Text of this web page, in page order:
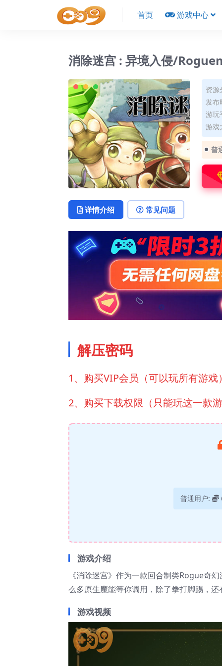
首页 游戏中心
消除迷宫 : 异境入侵/
资
发布
游玩
游戏
普
详情介绍 常见问题
解压密码
1、购买VIP会员（可以玩所有游
2、购买下载权限（只能玩这一款
普通用户:
游戏介绍
《消除迷宫》作为一款回合制类Rogue奇
么多原生魔能等你调用，除了拳打脚踢，
游戏视频